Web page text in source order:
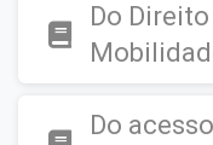
Do
Do